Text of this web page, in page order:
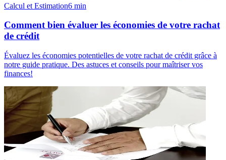
Calcul et Estimation6 min
Comment bien évaluer les économies de votre rachat
de crédit
Évaluez les économies potentielles de votre rachat de crédit grâce à
notre guide pratique. Des astuces et conseils pour maîtriser vos
finances!